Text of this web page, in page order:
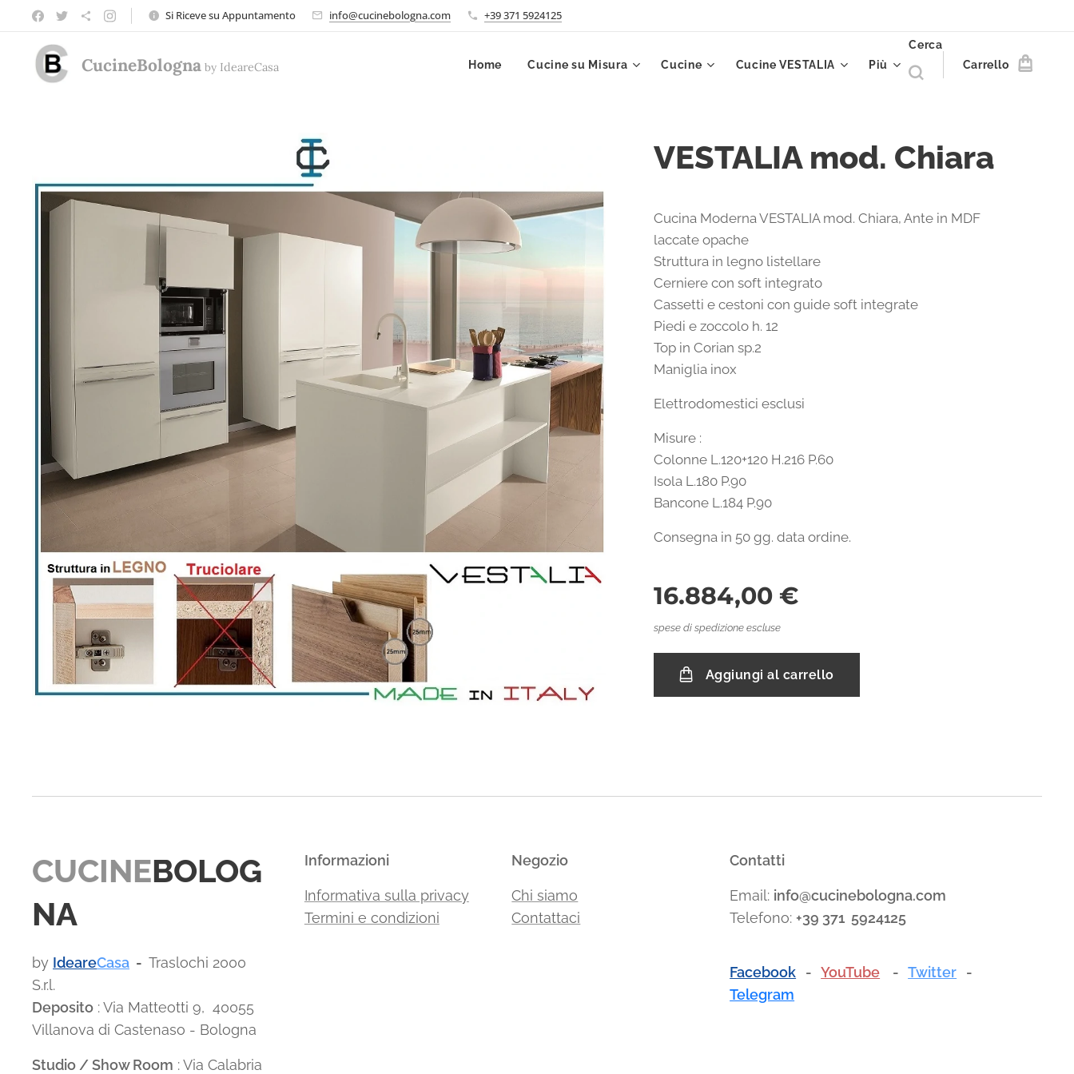
Si Riceve su Appuntamento info@cucinebologna.com +39 371 5924125
CucineBologna by IdeareCasa Home Cucine su Misura Cucine Cucine VESTALIA Più
Cerca
Carrello
VESTALIA mod. Chiara
Cucina Moderna VESTALIA mod. Chiara, Ante in MDF
laccate opache
Struttura in legno listellare
Cerniere con soft integrato
Cassetti e cestoni con guide soft integrate
Piedi e zoccolo h. 12
Top in Corian sp.2
Maniglia inox
Elettrodomestici esclusi
Misure :
Colonne L.120+120 H.216 P.60
Isola L.180 P.90
Bancone L.184 P.90
Consegna in 50 gg. data ordine.
16.884,00 €
spese di spedizione escluse
Aggiungi al carrello
CUCINEBOLOG
NA
by IdeareCasa - Traslochi 2000
S.r.l.
Deposito : Via Matteotti 9, 40055
Villanova di Castenaso - Bologna
Studio / Show Room : Via Calabria
Informazioni
Informativa sulla privacy
Termini e condizioni
Negozio
Chi siamo
Contattaci
Contatti
Email: info@cucinebologna.com
Telefono: +39 371 5924125
Facebook -YouTube -Twitter
-
Telegram